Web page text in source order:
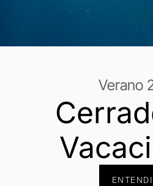
Verano